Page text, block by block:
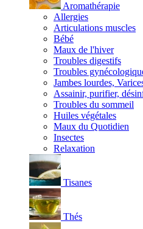
Aromathérapie
Allergies
Articulations muscles
Bébé
Maux de l'hiver
Troubles digestifs
Troubles
Jambes lourdes,
Assainir, purifier,
Troubles du sommeil
Huiles végétales
Maux du Quotidien
Insectes
Relaxation
Tisanes
Thés